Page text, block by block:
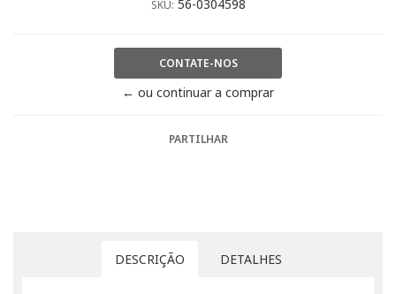
SKU: 56-0304598
CONTATE-NOS
← ou continuar a comprar
PARTILHAR
DESCRIÇÃO DETALHES